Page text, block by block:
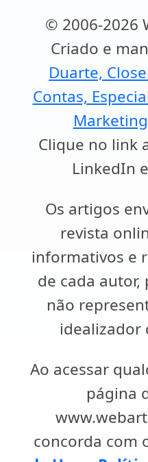
© 2006-2026
Criado e
Duarte,
Contas,
Marketing
Clique no link
LinkedIn
Os artigos
revista
informativos e
de cada
não
idealizador
Ao acessar
página
concorda com